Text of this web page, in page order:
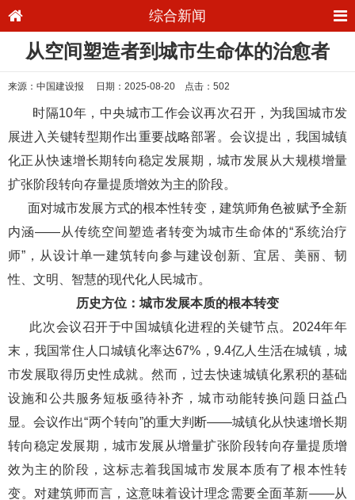
从空间塑造者到城市生命体的治愈者
来源：中国建设报 日期：2025-08-20 点击：502
时隔10年，中央城市工作会议再次召开，为我国城市发
展进入关键转型期作出重要战略部署。会议提出，我国城镇
化正从快速增长期转向稳定发展期，城市发展从大规模增量
扩张阶段转向存量提质增效为主的阶段。
面对城市发展方式的根本性转变，建筑师角色被赋予全新
内涵——从传统空间塑造者转变为城市生命体的“系统治疗
师”，从设计单一建筑转向参与建设创新、宜居、美丽、韧
性、文明、智慧的现代化人民城市。
历史方位：城市发展本质的根本转变
此次会议召开于中国城镇化进程的关键节点。2024年年
末，我国常住人口城镇化率达67%，9.4亿人生活在城镇，城
市发展取得历史性成就。然而，过去快速城镇化累积的基础
设施和公共服务短板亟待补齐，城市动能转换问题日益凸
显。会议作出“两个转向”的重大判断——城镇化从快速增长期
转向稳定发展期，城市发展从增量扩张阶段转向存量提质增
效为主的阶段，这标志着我国城市发展本质有了根本性转
变。对建筑师而言，这意味着设计理念需要全面革新——从
综合新闻